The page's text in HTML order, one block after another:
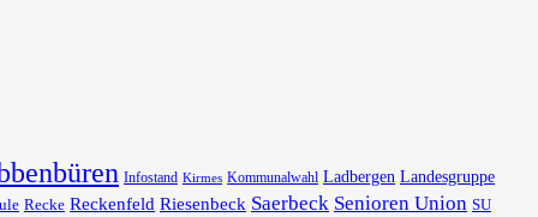
Infostand Kirmes Kommunalwahl Ladbergen Landesgruppe
Recke Reckenfeld Riesenbeck Saerbeck Senioren Union SU